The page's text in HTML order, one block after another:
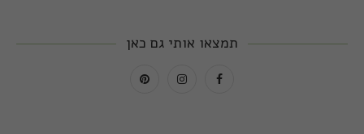
תמצאו אותי גם כאן